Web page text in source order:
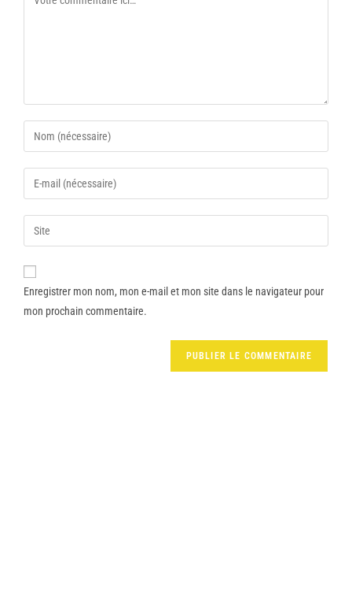
Enregistrer mon nom, mon e-mail et mon site dans le navigateur pour
mon prochain commentaire.